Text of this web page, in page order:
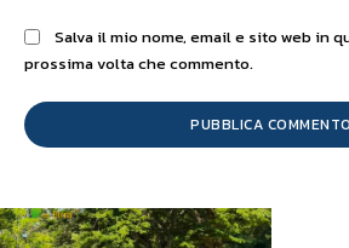
Salva il mio nome, email e sito web in
prossima volta che commento.